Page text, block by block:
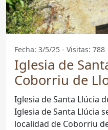
Fecha: 3/5/25 - Visitas: 788
Iglesia de
Coborriu de
La Llosa
Iglesia de Santa Llúcia
Iglesia de Santa Llúcia
localidad de Coborriu